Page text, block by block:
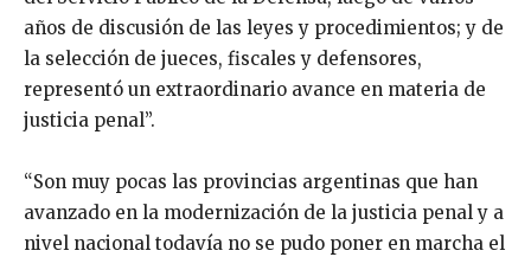
años de discusión de las leyes y procedimientos; y de
la selección de jueces, fiscales y defensores,
representó un extraordinario avance en materia de
justicia penal”.
“Son muy pocas las provincias argentinas que han
avanzado en la modernización de la justicia penal y a
nivel nacional todavía no se pudo poner en marcha el